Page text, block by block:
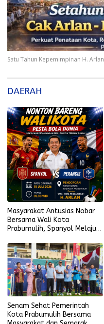
Satu Tahun Kepemimpinan H.
DAERAH
Masyarakat Antusias Nobar
Bersama Wali Kota
Prabumulih, Spanyol Melaju
Senam Sehat Pemerintah
Kota Prabumulih Bersama